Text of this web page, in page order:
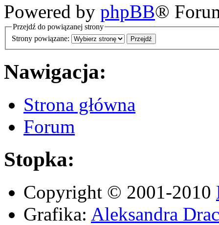
Powered by phpBB®
Przejdź do powiązanej strony
Strony powiązane:
Nawigacja:
Strona główna
Forum
Stopka:
Copyright © 2001-2010
Grafika: Aleksandra